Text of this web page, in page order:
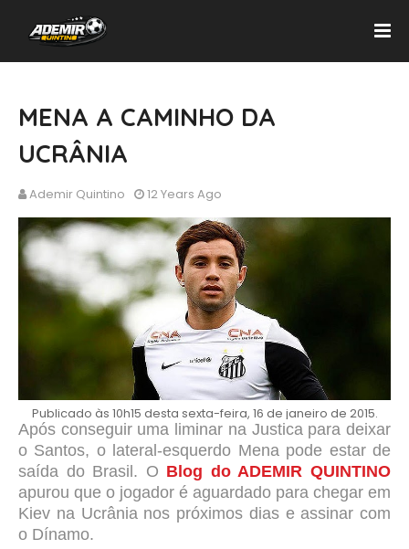
MENA A CAMINHO DA
UCRÂNIA
Ademir Quintino 12 Years Ago
Publicado às 10h15 desta sexta-feira, 16 de janeiro de 2015.
Após conseguir uma liminar na Justica para deixar
o Santos, o lateral-esquerdo Mena pode estar de
saída do Brasil. O Blog do ADEMIR QUINTINO
apurou que o jogador é aguardado para chegar em
Kiev na Ucrânia nos próximos dias e assinar com
o Dínamo.